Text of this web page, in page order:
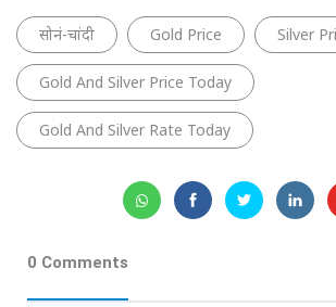
सोनं-चांदी Gold Price Silver
Gold And Silver Price Today
Gold And Silver Rate Today
0 Comments